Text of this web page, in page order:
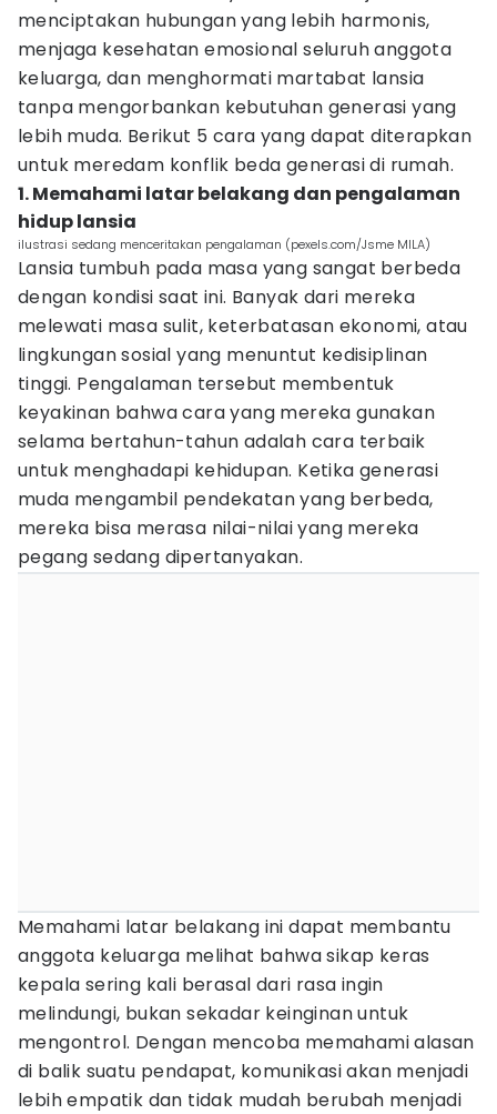
menciptakan hubungan yang lebih harmonis,
menjaga kesehatan emosional seluruh anggota
keluarga, dan menghormati martabat lansia
tanpa mengorbankan kebutuhan generasi yang
lebih muda. Berikut 5 cara yang dapat diterapkan
untuk meredam konflik beda generasi di rumah.
1. Memahami latar belakang dan pengalaman
hidup lansia
ilustrasi sedang menceritakan pengalaman (pexels.com/Jsme MILA)
Lansia tumbuh pada masa yang sangat berbeda
dengan kondisi saat ini. Banyak dari mereka
melewati masa sulit, keterbatasan ekonomi, atau
lingkungan sosial yang menuntut kedisiplinan
tinggi. Pengalaman tersebut membentuk
keyakinan bahwa cara yang mereka gunakan
selama bertahun-tahun adalah cara terbaik
untuk menghadapi kehidupan. Ketika generasi
muda mengambil pendekatan yang berbeda,
mereka bisa merasa nilai-nilai yang mereka
pegang sedang dipertanyakan.
Memahami latar belakang ini dapat membantu
anggota keluarga melihat bahwa sikap keras
kepala sering kali berasal dari rasa ingin
melindungi, bukan sekadar keinginan untuk
mengontrol. Dengan mencoba memahami alasan
di balik suatu pendapat, komunikasi akan menjadi
lebih empatik dan tidak mudah berubah menjadi